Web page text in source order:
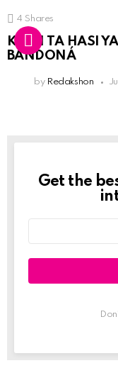
4 Shares
KPCN TA HASI
BANDONÁ
by Redakshon
Get the